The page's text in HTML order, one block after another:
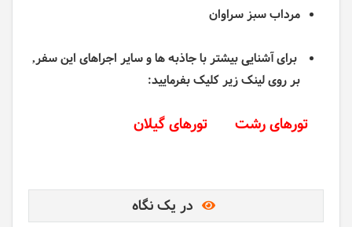
مرداب سبز سراوان
برای آشنایی بیشتر با جاذبه ها و سایر اجراهای این سفر,
بر روی لینک زیر کلیک بفرمایید:
تورهای رشت تورهای گیلان
در یک نگاه